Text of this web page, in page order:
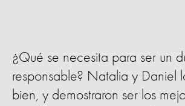
¿Qué se necesita para ser un
responsable? Natalia y Daniel
bien, y demostraron ser los